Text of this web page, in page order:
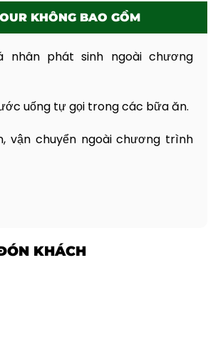
KHÔNG BAO GỒM
nhân phát sinh ngoài chương
uống tự gọi trong các bữa ăn.
vận chuyển ngoài chương trình
KHÁCH